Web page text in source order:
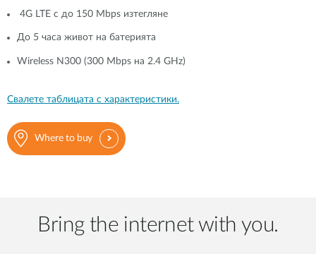
4G LTE с до 150 Mbps изтегляне
До 5 часа живот на батерията
Wireless N300 (300 Mbps на 2.4 GHz)
Свалете таблицата с характеристики.
Where to buy
Bring the internet with you.